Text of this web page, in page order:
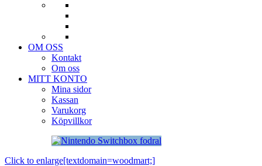
OM OSS
Kontakt
Om oss
MITT KONTO
Mina sidor
Kassan
Varukorg
Köpvillkor
Click to enlarge[textdomain=woodmart;]